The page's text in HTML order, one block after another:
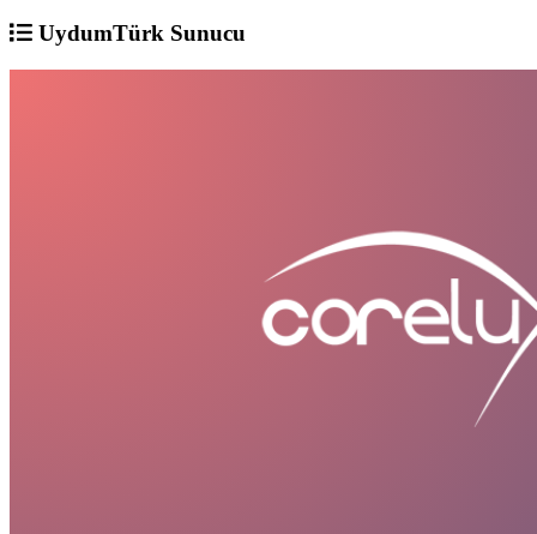
UydumTürk Sunucu